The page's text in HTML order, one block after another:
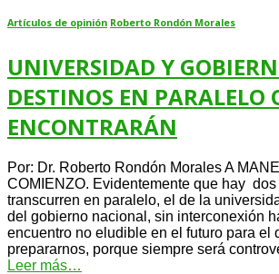
Artículos de opinión Roberto Rondón Morales
UNIVERSIDAD Y
DESTINOS EN PARALELO
ENCONTRARÁN
Por: Dr. Roberto Rondón Morales A
COMIENZO. Evidentemente que hay
transcurren en paralelo, el de la
del gobierno nacional, sin interconexión
encuentro no eludible en el futuro para el
prepararnos, porque siempre será
Leer más…